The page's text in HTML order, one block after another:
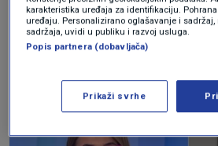
na sastanak i da ćemo naći
pripadnici nacionalnih
karakteristika uređaja za identifikaciju.
uređaju. Personalizirano oglašavanje i
sadržaja, uvidi u publiku i razvoj usluga.
Popis partnera (dobavljača)
Prikaži svrhe